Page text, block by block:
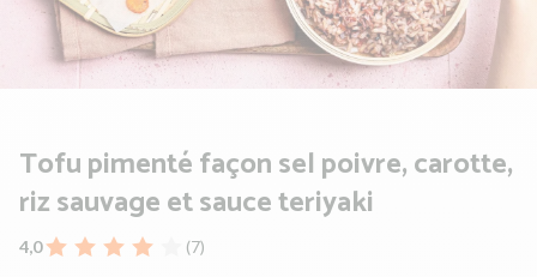
Tofu pimenté façon sel poivre, carotte,
riz sauvage et sauce teriyaki
4,0 (7)